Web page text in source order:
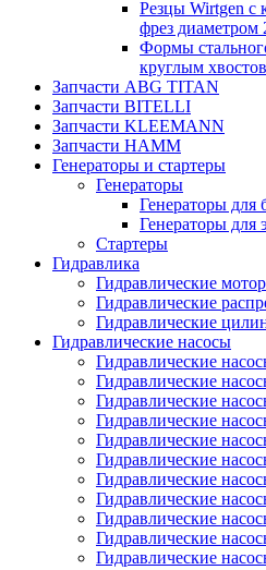
Резцы Wirtgen с
фрез диаметром
Формы
круглым
Запчасти ABG TITAN
Запчасти BITELLI
Запчасти KLEEMANN
Запчасти HAMM
Генераторы и стартеры
Генераторы
Генераторы для
Генераторы для
Стартеры
Гидравлика
Гидравлические
Гидравлические
Гидравлические
Гидравлические насосы
Гидравлические
Гидравлические
Гидравлические
Гидравлические
Гидравлические
Гидравлические
Гидравлические
Гидравлические
Гидравлические
Гидравлические
Гидравлические